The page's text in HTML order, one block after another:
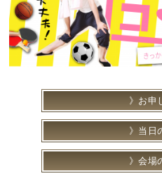
お申
当日
会場